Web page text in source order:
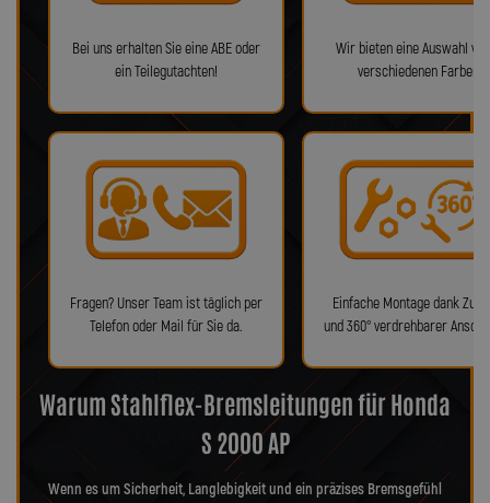
Bei uns erhalten Sie eine ABE oder
ein Teilegutachten!
Wir bieten eine Auswahl
verschiedenen Farben!
Fragen? Unser Team ist täglich per
Telefon oder Mail für Sie da.
Einfache Montage dank
und 360° verdrehbarer
Warum Stahlflex-Bremsleitungen für Honda
S 2000 AP
Wenn es um Sicherheit, Langlebigkeit und ein präzises Bremsgefühl